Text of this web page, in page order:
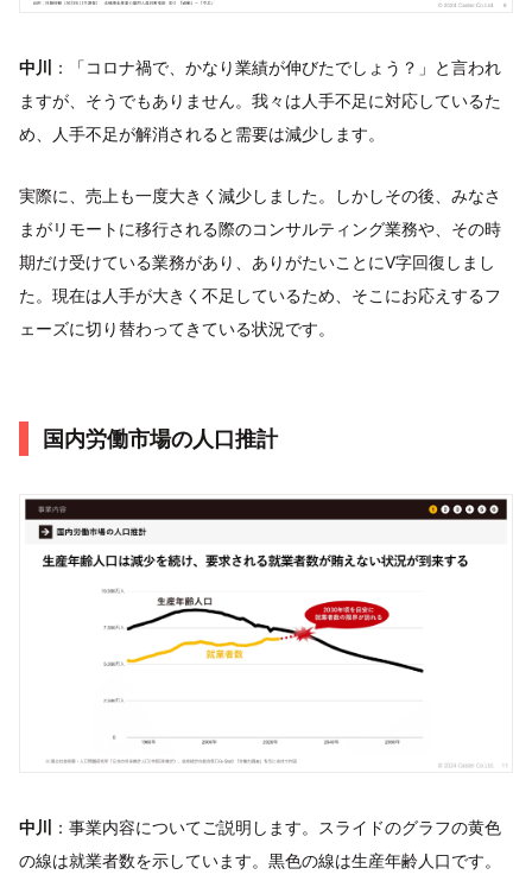
中川
：「コロナ禍で、かなり業績が伸びたでしょう？」と言われ
ますが、そうでもありません。我々は人手不足に対応しているた
め、人手不足が解消されると需要は減少します。
実際に、売上も一度大きく減少しました。しかしその後、みなさ
まがリモートに移行される際のコンサルティング業務や、その時
期だけ受けている業務があり、ありがたいことにV字回復しまし
た。現在は人手が大きく不足しているため、そこにお応えするフ
ェーズに切り替わってきている状況です。
国内労働市場の人口推計
中川
：事業内容についてご説明します。スライドのグラフの黄色
の線は就業者数を示しています。黒色の線は生産年齢人口です。